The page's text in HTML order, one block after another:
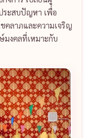
ระสบปัญหา เพื่อ
ชคลาภและความเจริญ
มงคลที่เหมาะกับ